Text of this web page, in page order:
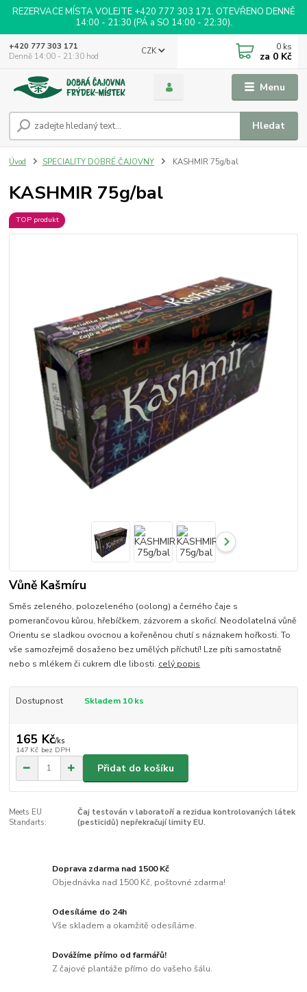
REZERVACE MÍSTA VOLEJTE +420 777 303 171. OTEVŘENO DENNĚ
14:00 - 21:30 (PÁ a SO 14:00 - 22:30).
Menu
CZK
Hledat
+420 777 303 171
Denně 14:00 - 21:30 hod
0 ks
za 0 Kč
Úvod SPECIALITY DOBRÉ ČAJOVNY KASHMIR 75g/bal
KASHMIR 75g/bal
TOP produkt
Vůně Kašmíru
Směs zeleného, polozeleného (oolong) a černého čaje s
pomerančovou kůrou, hřebíčkem, zázvorem a skořicí. Neodolatelná vůně
Orientu se sladkou ovocnou a kořeněnou chutí s náznakem hořkosti. To
vše samozřejmě dosaženo bez umělých příchutí! Lze píti samostatně
nebo s mlékem či cukrem dle libosti. celý popis
Dostupnost Skladem 10 ks
165 Kč/ks
147 Kč bez DPH
Přidat do košíku
Meets EU
Standarts:
Čaj testován v laboratoří a rezidua kontrolovaných látek
(pesticidů) nepřekračují limity EU.
Doprava zdarma nad 1500 Kč
Objednávka nad 1500 Kč, poštovné zdarma!
Odesíláme do 24h
Vše skladem a okamžitě odesíláme.
Dovážíme přímo od farmářů!
Z čajové plantáže přímo do vašeho šálu.